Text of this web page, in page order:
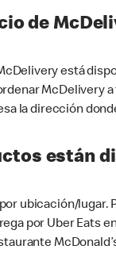
de
está
McDelivery
la dirección
están
ubicación/
por Uber Eats